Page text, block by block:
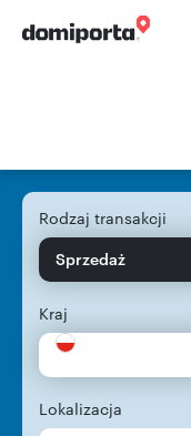
Rodzaj transakcji
Sprzedaż
Kraj
Lokalizacja